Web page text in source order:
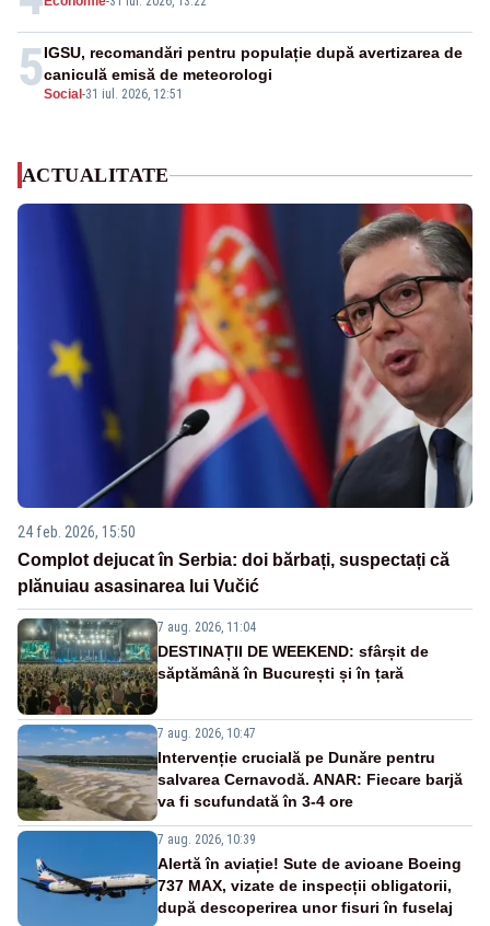
5Social -31 iul. 2026, 12:51
IGSU, recomandări pentru populație după avertizarea de
caniculă emisă de meteorologi
ACTUALITATE
24 feb. 2026, 15:50
Complot dejucat în Serbia: doi bărbați, suspectați că
plănuiau asasinarea lui Vučić
7 aug. 2026, 11:04
DESTINAȚII DE WEEKEND: sfârșit de
săptămână în București și în țară
7 aug. 2026, 10:47
Intervenție crucială pe Dunăre pentru
salvarea Cernavodă. ANAR: Fiecare barjă
va fi scufundată în 3-4 ore
7 aug. 2026, 10:39
Alertă în aviație! Sute de avioane Boeing
737 MAX, vizate de inspecții obligatorii,
după descoperirea unor fisuri în fuselaj